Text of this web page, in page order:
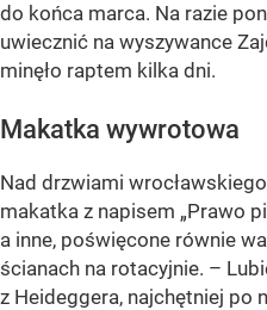
do końca marca. Na razie
uwiecznić na wyszywance
minęło raptem kilka dni.
Makatka wywrotowa
Nad drzwiami
makatka z napisem „Prawo
a inne, poświęcone równie
ścianach na rotacyjnie. –
z Heideggera, najchętniej po